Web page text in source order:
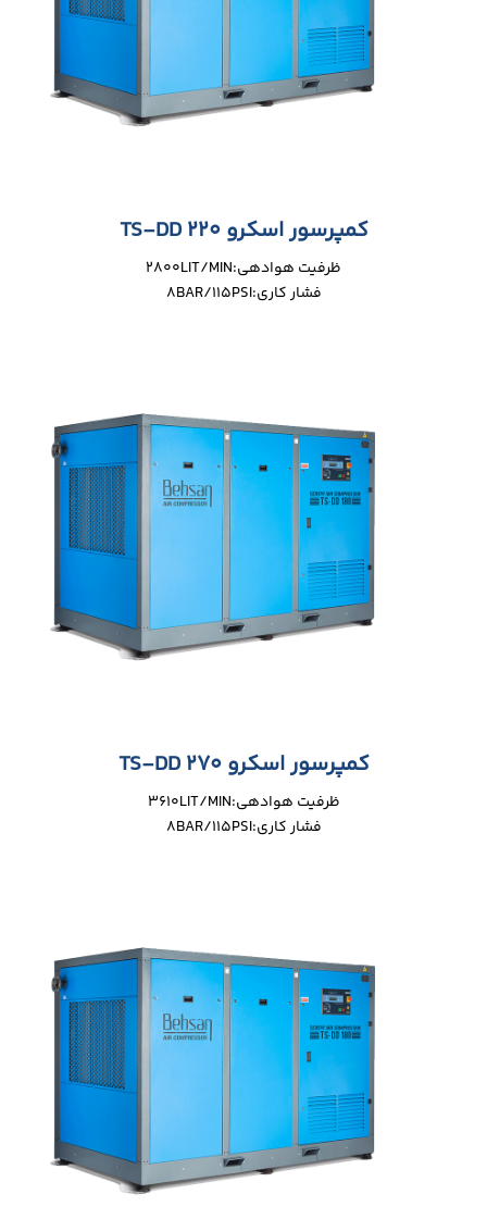
کمپرسور اسکرو TS-DD 220
ظرفیت هوادهی:2800LIT/MIN
فشار کاری:8BAR/115PSI
کمپرسور اسکرو TS-DD 270
ظرفیت هوادهی:3610LIT/MIN
فشار کاری:8BAR/115PSI